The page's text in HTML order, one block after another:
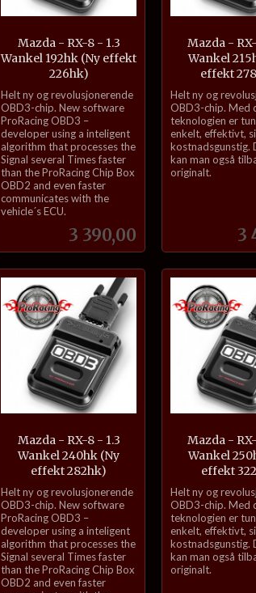
Mazda - RX-8 - 1.3
Wankel 192hk (Ny effekt
226hk)
Pris
3 390,00
inkl.
mva.
Helt ny og revolusjonerende
OBD3-chip. New software
ProRacing OBD3 –
developer using a inteligent
algorithm that processes the
Signal several Times faster
than the ProRacing Chip Box
OBD2 and even faster
communicates with the
vehicle´s ECU.
Mazda -
Wankel
effekt
3
inkl.
mva.
Helt ny og
OBD3-chip. Med
teknologien er
enkelt, effektivt,
kostnadsgunstig.
kan man også
originalt.
Mazda - RX-8 - 1.3
Wankel 240hk (Ny
effekt 282hk)
inkl.
mva.
Helt ny og revolusjonerende
OBD3-chip. New software
ProRacing OBD3 –
developer using a inteligent
algorithm that processes the
Signal several Times faster
than the ProRacing Chip Box
OBD2 and even faster
Mazda -
Wankel
effekt
inkl.
mva.
Helt ny og
OBD3-chip. Med
teknologien er
enkelt, effektivt,
kostnadsgunstig.
kan man også
originalt.